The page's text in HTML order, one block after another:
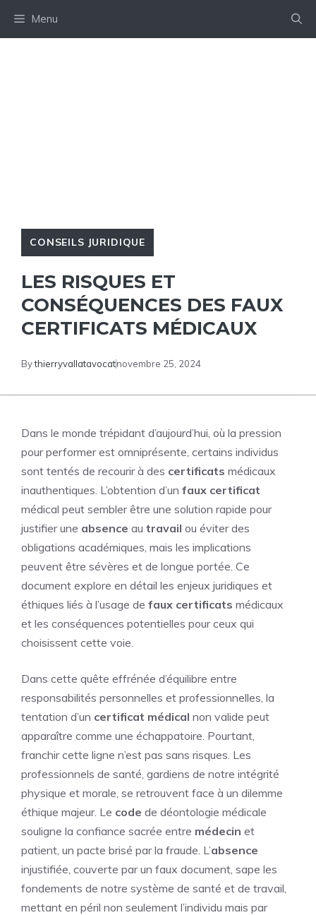
Menu
CONSEILS JURIDIQUE
LES RISQUES ET
CONSÉQUENCES DES FAUX
CERTIFICATS MÉDICAUX
Bythierryvallatavocatnovembre 25, 2024
Dans le monde trépidant d’aujourd’hui, où la pression
pour performer est omniprésente, certains individus
sont tentés de recourir à des certificats médicaux
inauthentiques. L’obtention d’un faux certificat
médical peut sembler être une solution rapide pour
justifier une absence au travail ou éviter des
obligations académiques, mais les implications
peuvent être sévères et de longue portée. Ce
document explore en détail les enjeux juridiques et
éthiques liés à l’usage de faux certificats médicaux
et les conséquences potentielles pour ceux qui
choisissent cette voie.
Dans cette quête effrénée d’équilibre entre
responsabilités personnelles et professionnelles, la
tentation d’un certificat médical non valide peut
apparaître comme une échappatoire. Pourtant,
franchir cette ligne n’est pas sans risques. Les
professionnels de santé, gardiens de notre intégrité
physique et morale, se retrouvent face à un dilemme
éthique majeur. Le code de déontologie médicale
souligne la confiance sacrée entre médecin et
patient, un pacte brisé par la fraude. L’absence
injustifiée, couverte par un faux document, sape les
fondements de notre système de santé et de travail,
mettant en péril non seulement l’individu mais par